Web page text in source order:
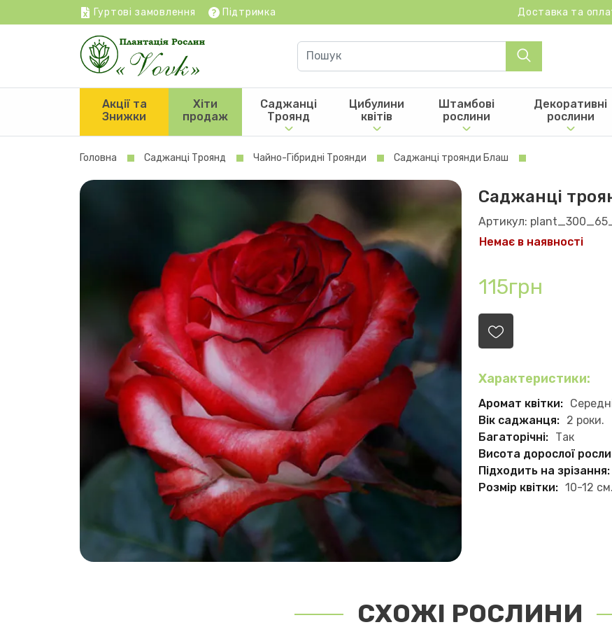
Гуртові замовлення Підтримка Доставка та
Акції та
Знижки
Хіти
продаж
Саджанці
Троянд
Цибулини
квітів
Штамбові
рослини
Декоративні
рослини
Головна Саджанці Троянд Чайно-Гібридні Троянди Саджанці троянди Блаш
Саджанці
Артикул:
Немає в наявності
115грн
Характеристики:
Аромат квітки:
Вік саджанця: 2 роки.
Багаторічні: Так
Висота дорослої
Підходить на зрізання:
Розмір квітки: 10-12 см.
СХОЖІ РОСЛИНИ